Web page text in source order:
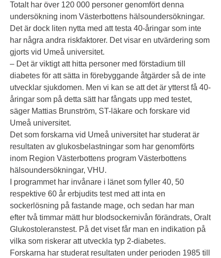
Totalt har över 120 000 personer genomfört denna
undersökning inom Västerbottens hälsoundersökningar.
Det är dock liten nytta med att testa 40-åringar som inte
har några andra riskfaktorer. Det visar en utvärdering som
gjorts vid Umeå universitet.
– Det är viktigt att hitta personer med förstadium till
diabetes för att sätta in förebyggande åtgärder så de inte
utvecklar sjukdomen. Men vi kan se att det är ytterst få 40-
åringar som på detta sätt har fångats upp med testet,
säger Mattias Brunström, ST-läkare och forskare vid
Umeå universitet.
Det som forskarna vid Umeå universitet har studerat är
resultaten av glukosbelastningar som har genomförts
inom Region Västerbottens program Västerbottens
hälsoundersökningar, VHU.
I programmet har invånare i länet som fyller 40, 50
respektive 60 år erbjudits test med att inta en
sockerlösning på fastande mage, och sedan har man
efter två timmar mätt hur blodsockernivån förändrats, Oralt
Glukostoleranstest. På det viset får man en indikation på
vilka som riskerar att utveckla typ 2-diabetes.
Forskarna har studerat resultaten under perioden 1985 till